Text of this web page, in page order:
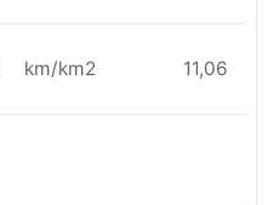
km/km2 11,06